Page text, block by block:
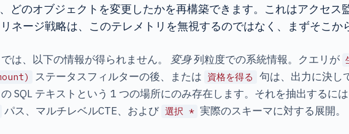
どのオブジェクトを変更したかを再構築できます。これはアクセス
ネージ戦略は、このテレメトリを無視するのではなく、まずそこか
は、以下の情報が得られません。変身列粒度での系統情報。クエリが
ステータスフィルターの後、または 資格を得る
句は、出力に決し
SQL テキストという 1 つの場所にのみ存在します。それを抽出するに
パス、マルチレベルCTE、および 選択 * 実際のスキーマに対する展開。